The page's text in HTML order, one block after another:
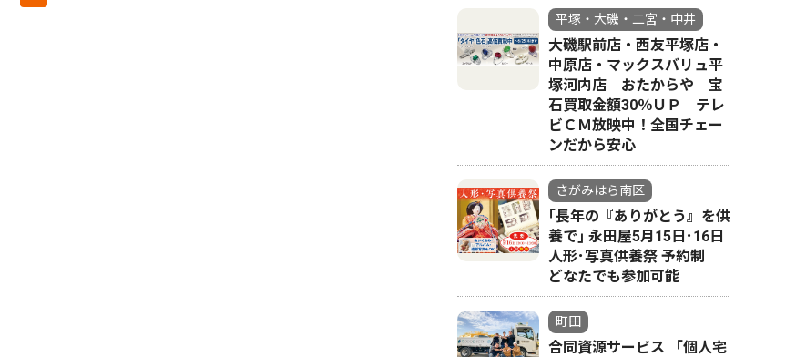
平塚・大磯・二宮・中井
大磯駅前店・西友平塚店・
中原店・マックスバリュ平
塚河内店 おたからや 宝
石買取金額30％ＵＰ テレ
ビＣＭ放映中！全国チェー
ンだから安心
さがみはら南区
｢長年の『ありがとう』を供
養で｣ 永田屋5月15日･16日
人形･写真供養祭 予約制
どなたでも参加可能
町田
合同資源サービス 「個人宅